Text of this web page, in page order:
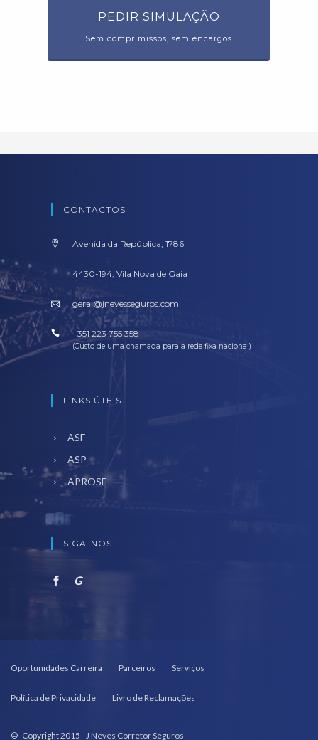
PEDIR SIMULAÇÃO
Sem comprimissos, sem encargos
CONTACTOS
Avenida da República, 1786
4430-194, Vila Nova de Gaia
geral@jnevesseguros.com
+351 223 755 358
(Custo de uma chamada para a rede fixa nacional)
LINKS ÚTEIS
ASF
ASP
APROSE
SIGA-NOS
G
Oportunidades Carreira Parceiros Serviços
Política de Privacidade Livro de Reclamações
© Copyright 2015 - J Neves Corretor Seguros